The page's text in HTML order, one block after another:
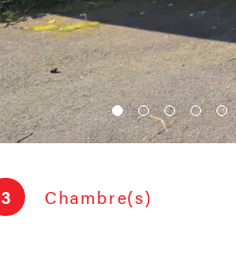
3 Chambre(s)